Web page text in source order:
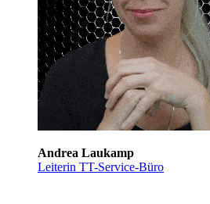
Andrea Laukamp
Leiterin TT-Service-Büro